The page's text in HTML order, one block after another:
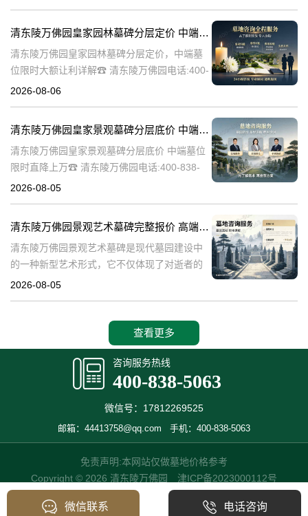
清
清东陵万佛园皇家园林墓碑分层定价 中端墓位限时大额让利详解
清东陵万佛园皇家园林墓碑分层定价，中端墓
位限时大额让利详解☎ 清东陵万佛园电话:400-
838-5063清东陵万佛园，作为中国历史上著名
2026-08-06
清东陵万佛园皇家景观墓碑分层底价 中端墓位限时直降上万
清东陵万佛园皇家景观墓碑分层底价 中端墓位
限时直降上万☎ 清东陵万佛园电话:400-838-
5063清东陵万佛园，作为中国历史上著名的皇
2026-08-05
清东陵万佛园景观艺术墓碑完整报价 高端墓型大额直降活动详解
清东陵万佛园景观艺术墓碑是现代墓园建设中
的一种新型艺术形式，它不仅体现了对逝者的
尊重和缅怀，更是一种文化艺术的传承。本文
2026-08-05
查看更多
咨询服务热线
400-838-5063
微信号：17812269525
邮箱：44413758@qq.com 手机：400-838-5063
免责声明:本网站仅做墓地价格参考
Copyright © 2026 清东陵万佛园 津ICP备2023000112号
微信联系 电话咨询